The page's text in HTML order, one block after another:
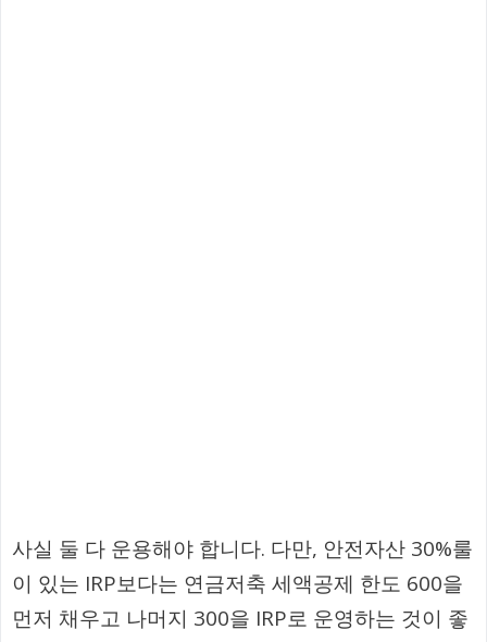
사실 둘 다 운용해야 합니다. 다만, 안전자산 30%룰
이 있는 IRP보다는 연금저축 세액공제 한도 600을
먼저 채우고 나머지 300을 IRP로 운영하는 것이 좋